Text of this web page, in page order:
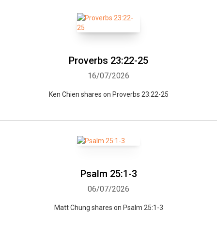
Proverbs 23:22-25
16/07/2026
Ken Chien shares on Proverbs 23:22-25
Psalm 25:1-3
06/07/2026
Matt Chung shares on Psalm 25:1-3